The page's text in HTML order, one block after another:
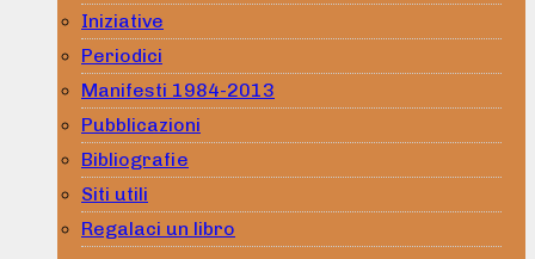
Iniziative
Periodici
Manifesti 1984-2013
Pubblicazioni
Bibliografie
Siti utili
Regalaci un libro